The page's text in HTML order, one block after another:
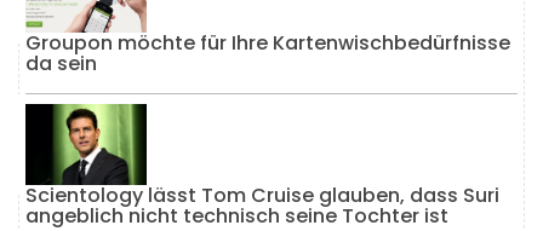
Groupon möchte für Ihre Kartenwischbedürfnisse
da sein
Scientology lässt Tom Cruise glauben, dass Suri
angeblich nicht technisch seine Tochter ist